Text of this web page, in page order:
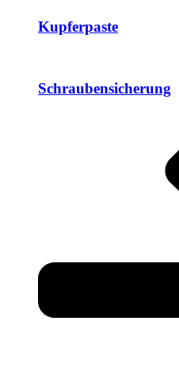
Kupferpaste
Schraubensicherung